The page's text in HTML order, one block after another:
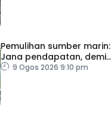
Pemulihan sumber marin:
Jana pendapatan, demi
kelangsungan hidup
9 Ogos 2026 9:10 pm